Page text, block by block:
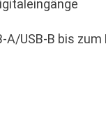
USB-B bis